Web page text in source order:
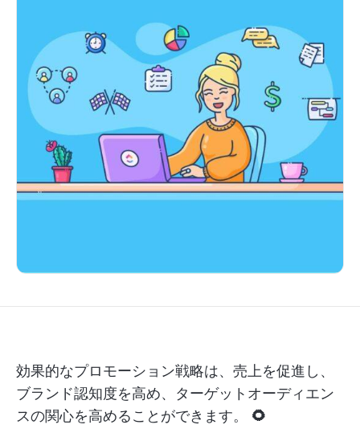
効果的なプロモーション戦略は、売上を促進し、
ブランド認知度を高め、ターゲットオーディエン
スの関心を高めることができます。 🌻